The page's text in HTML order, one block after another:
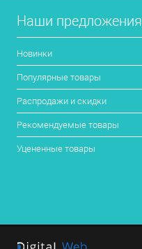
Наши предложения
Новинки
Популярные товары
Распродажи и скидки
Рекомендуемые товары
Уцененные товары